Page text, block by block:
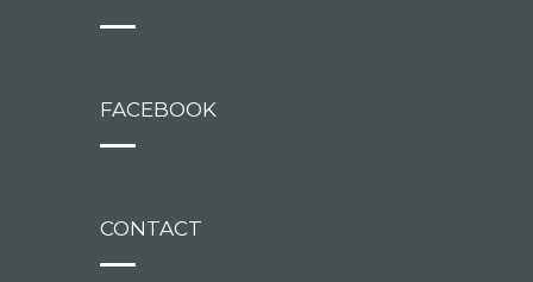
FACEBOOK
CONTACT